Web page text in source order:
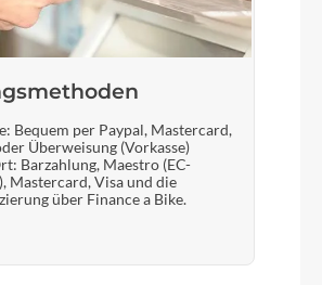
Bequem per Paypal, Mastercard,
Überweisung (Vorkasse)
Barzahlung, Maestro (EC-
Mastercard, Visa und die
über Finance a Bike.